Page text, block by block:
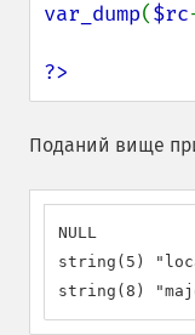
var_dump($rc
?>
Поданий вище
NULL
string(5)
string(8)